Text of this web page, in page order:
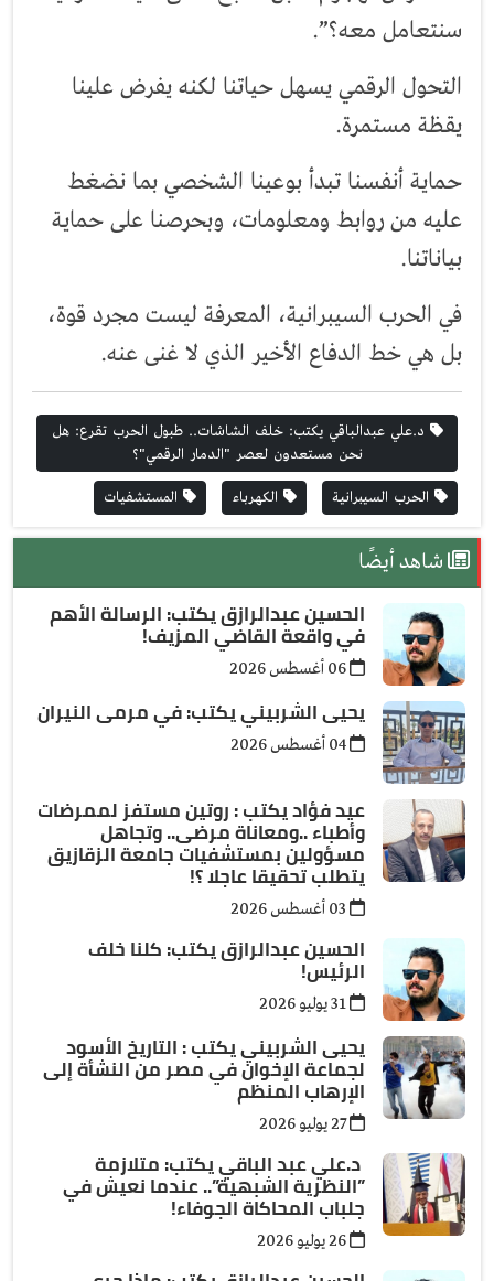
سنتعامل معه؟”.
التحول الرقمي يسهل حياتنا لكنه يفرض علينا
يقظة مستمرة.
حماية أنفسنا تبدأ بوعينا الشخصي بما نضغط
عليه من روابط ومعلومات، وبحرصنا على حماية
بياناتنا.
في الحرب السيبرانية، المعرفة ليست مجرد قوة،
بل هي خط الدفاع الأخير الذي لا غنى عنه.
د.علي عبدالباقي يكتب: خلف الشاشات.. طبول الحرب تقرع: هل
نحن مستعدون لعصر "الدمار الرقمي"؟
الحرب السيبرانية
الكهرباء المستشفيات
شاهد أيضًا
الحسين عبدالرازق يكتب: الرسالة الأهم
في واقعة القاضي المزيف!
يحيى الشربيني يكتب: في مرمى النيران
عيد فؤاد يكتب : روتين مستفز لممرضات
وأطباء ..ومعاناة مرضى.. وتجاهل
مسؤولين بمستشفيات جامعة الزقازيق
يتطلب تحقيقا عاجلا ؟!
الحسين عبدالرازق يكتب: كلنا خلف
الرئيس!
يحيى الشربيني يكتب : التاريخ الأسود
لجماعة الإخوان في مصر من النشأة إلى
الإرهاب المنظم
27 يوليو 2026
د.علي عبد الباقي يكتب: ​متلازمة
”النظرية الشبهية”.. عندما نعيش في
جلباب المحاكاة الجوفاء!